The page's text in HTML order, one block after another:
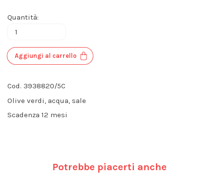
Quantità:
Aggiungi al carrello
Cod. 3938820/5C
Olive verdi, acqua, sale
Scadenza 12 mesi
Potrebbe piacerti anche